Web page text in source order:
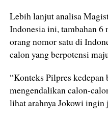
Lebih lanjut analisa
Indonesia ini, tambahan 6
orang nomor satu di
calon yang berpotensi
“Konteks Pilpres kedepan
mengendalikan calon-
lihat arahnya Jokowi ingin